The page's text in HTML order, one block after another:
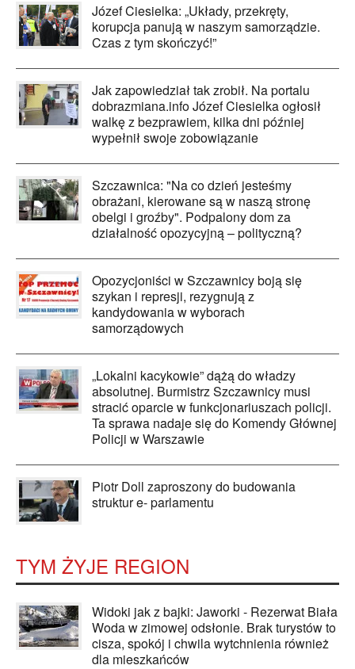
Józef Ciesielka: „Układy, przekręty,
korupcja panują w naszym samorządzie.
Czas z tym skończyć!”
Jak zapowiedział tak zrobił. Na portalu
dobrazmiana.info Józef Ciesielka ogłosił
walkę z bezprawiem, kilka dni później
wypełnił swoje zobowiązanie
Szczawnica: "Na co dzień jesteśmy
obrażani, kierowane są w naszą stronę
obelgi i groźby". Podpalony dom za
działalność opozycyjną – polityczną?
Opozycjoniści w Szczawnicy boją się
szykan i represji, rezygnują z
kandydowania w wyborach
samorządowych
„Lokalni kacykowie” dążą do władzy
absolutnej. Burmistrz Szczawnicy musi
stracić oparcie w funkcjonariuszach policji.
Ta sprawa nadaje się do Komendy Głównej
Policji w Warszawie
Piotr Doll zaproszony do budowania
struktur e- parlamentu
TYM ŻYJE REGION
Widoki jak z bajki: Jaworki - Rezerwat Biała
Woda w zimowej odsłonie. Brak turystów to
cisza, spokój i chwila wytchnienia również
dla mieszkańców